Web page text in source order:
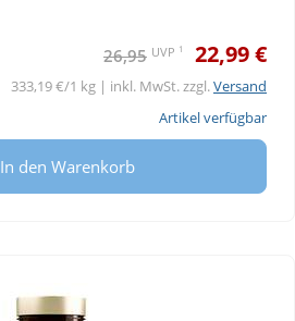
26,95 UVP 1 22,99 €
333,19 €/1 kg | inkl. MwSt. zzgl.Versand
Artikel verfügbar
In den Warenkorb